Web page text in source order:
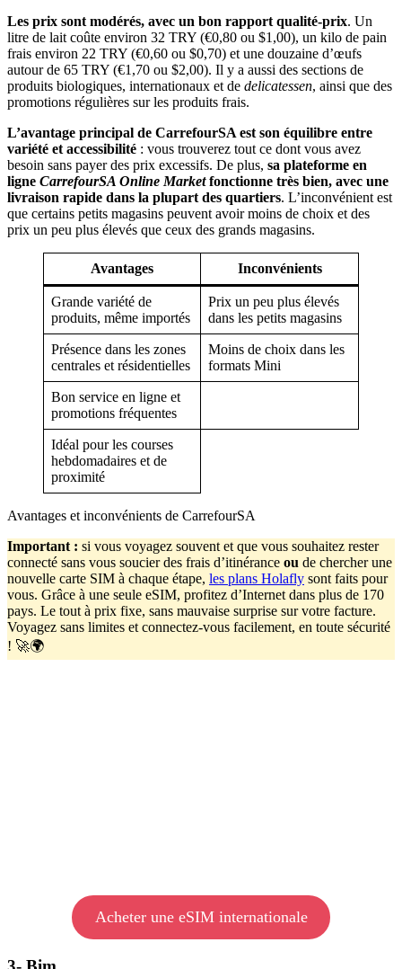
Les prix sont modérés, avec un bon rapport qualité-prix. Un
litre de lait coûte environ 32 TRY (€0,80 ou $1,00), un kilo de pain
frais environ 22 TRY (€0,60 ou $0,70) et une douzaine d’œufs
autour de 65 TRY (€1,70 ou $2,00). Il y a aussi des sections de
produits biologiques, internationaux et de delicatessen, ainsi que des
promotions régulières sur les produits frais.
L’avantage principal de CarrefourSA est son équilibre entre
variété et accessibilité : vous trouverez tout ce dont vous avez
besoin sans payer des prix excessifs. De plus, sa plateforme en
ligne CarrefourSA Online Marketfonctionne très bien, avec une
livraison rapide dans la plupart des quartiers. L’inconvénient est
que certains petits magasins peuvent avoir moins de choix et des
prix un peu plus élevés que ceux des grands magasins.
Avantages Inconvénients
Grande variété de
produits, même importés
Prix un peu plus élevés
dans les petits magasins
Présence dans les zones
centrales et résidentielles
Moins de choix dans les
formats Mini
Bon service en ligne et
promotions fréquentes
Idéal pour les courses
hebdomadaires et de
proximité
Avantages et inconvénients de CarrefourSA
Important : si vous voyagez souvent et que vous souhaitez rester
connecté sans vous soucier des frais d’itinérance ou de chercher une
nouvelle carte SIM à chaque étape, les plans Holafly sont faits pour
vous. Grâce à une seule eSIM, profitez d’Internet dans plus de 170
pays. Le tout à prix fixe, sans mauvaise surprise sur votre facture.
Voyagez sans limites et connectez-vous facilement, en toute sécurité
! 🚀🌍
Acheter une eSIM internationale